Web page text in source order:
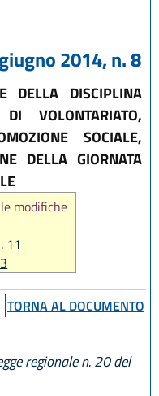
2014, n. 8
DELLA DISCIPLINA
VOLONTARIATO,
SOCIALE,
DELLA GIORNATA
modifiche
11
TORNA AL DOCUMENTO
regionale n. 20 del